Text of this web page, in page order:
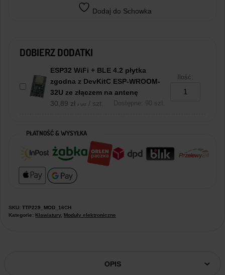
Dodaj do Schowka
DOBIERZ DODATKI
ESP32 WiFi + BLE 4.2 płytka
zgodna z DevKitC ESP-WROOM-
32U ze złączem na antenę
30,89 zł z VAT / szt. Dostępne: 90 szt.
Ilość:
PŁATNOŚĆ & WYSYŁKA
SKU: TTP229_MOD_16CH
Kategorie: Klawiatury Moduły elektroniczne
OPIS